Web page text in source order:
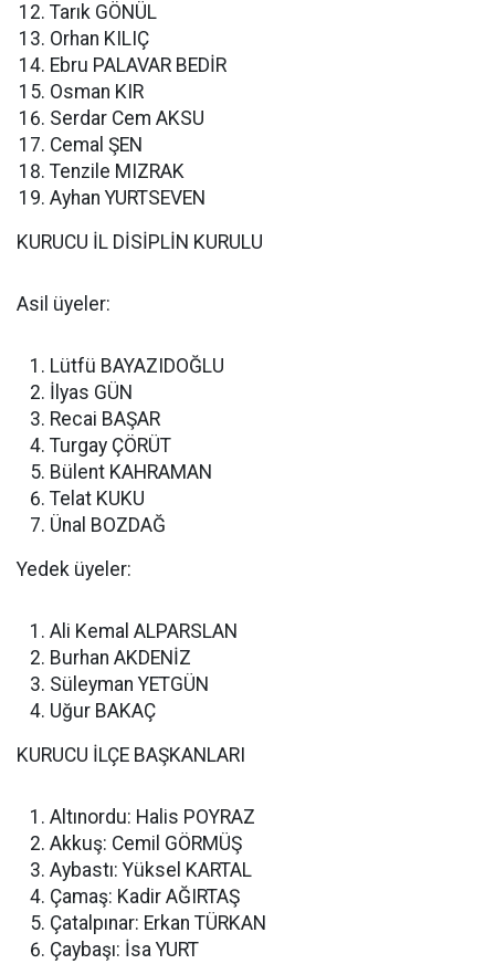
Tarık GÖNÜL
Orhan KILIÇ
Ebru PALAVAR BEDİR
Osman KIR
Serdar Cem AKSU
Cemal ŞEN
Tenzile MIZRAK
Ayhan YURTSEVEN
KURUCU İL DİSİPLİN KURULU
Asil üyeler:
Lütfü BAYAZIDOĞLU
İlyas GÜN
Recai BAŞAR
Turgay ÇÖRÜT
Bülent KAHRAMAN
Telat KUKU
Ünal BOZDAĞ
Yedek üyeler:
Ali Kemal ALPARSLAN
Burhan AKDENİZ
Süleyman YETGÜN
Uğur BAKAÇ
KURUCU İLÇE BAŞKANLARI
Altınordu: Halis POYRAZ
Akkuş: Cemil GÖRMÜŞ
Aybastı: Yüksel KARTAL
Çamaş: Kadir AĞIRTAŞ
Çatalpınar: Erkan TÜRKAN
Çaybaşı: İsa YURT